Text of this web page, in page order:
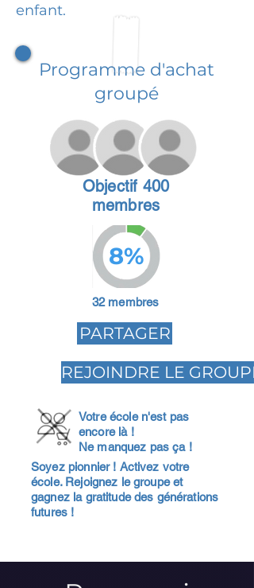
enfant.
Programme d'achat
groupé
Objectif 400
membres
8%
32 membres
PARTAGER
REJOINDRE LE GROUPE
Votre école n'est pas
encore là !
Ne manquez pas ça !
Soyez pionnier ! Activez votre
école. Rejoignez le groupe et
gagnez la gratitude des générations
futures !